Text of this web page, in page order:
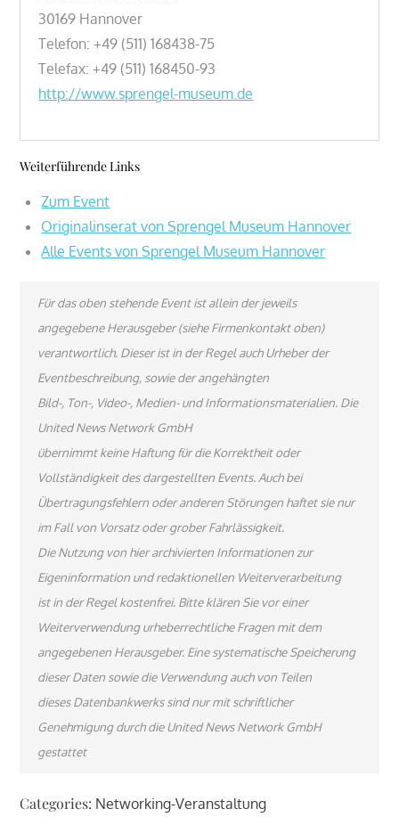
30169 Hannover
Telefon: +49 (511) 168438-75
Telefax: +49 (511) 168450-93
http://www.sprengel-museum.de
Weiterführende Links
Zum Event
Originalinserat von Sprengel Museum Hannover
Alle Events von Sprengel Museum Hannover
Für das oben stehende Event ist allein der jeweils
angegebene Herausgeber (siehe Firmenkontakt oben)
verantwortlich. Dieser ist in der Regel auch Urheber der
Eventbeschreibung, sowie der angehängten
Bild-, Ton-, Video-, Medien- und Informationsmaterialien. Die
United News Network GmbH
übernimmt keine Haftung für die Korrektheit oder
Vollständigkeit des dargestellten Events. Auch bei
Übertragungsfehlern oder anderen Störungen haftet sie nur
im Fall von Vorsatz oder grober Fahrlässigkeit.
Die Nutzung von hier archivierten Informationen zur
Eigeninformation und redaktionellen Weiterverarbeitung
ist in der Regel kostenfrei. Bitte klären Sie vor einer
Weiterverwendung urheberrechtliche Fragen mit dem
angegebenen Herausgeber. Eine systematische Speicherung
dieser Daten sowie die Verwendung auch von Teilen
dieses Datenbankwerks sind nur mit schriftlicher
Genehmigung durch die United News Network GmbH
gestattet
Categories: Networking-Veranstaltung